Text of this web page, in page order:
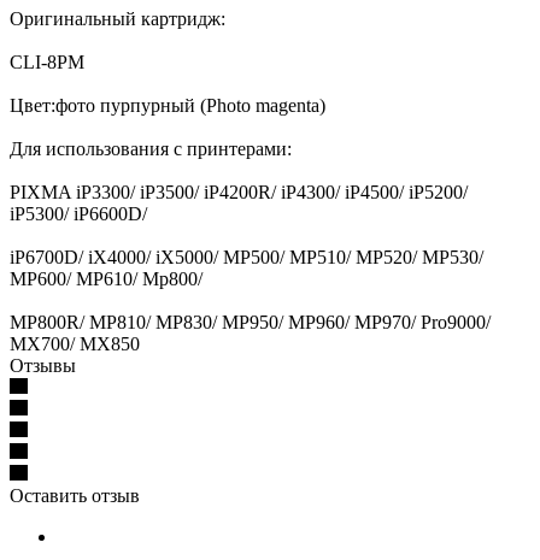
Оригинальный картридж:
CLI-8PM
Цвет:фото пурпурный (Photo magenta)
Для использования с принтерами:
PIXMA iP3300/ iP3500/ iP4200R/ iP4300/ iP4500/ iP5200/
iP5300/ iP6600D/
iP6700D/ iX4000/ iX5000/ MP500/ MP510/ MP520/ MP530/
MP600/ MP610/ Mp800/
MP800R/ MP810/ MP830/ MP950/ MP960/ MP970/ Pro9000/
MX700/ MX850
Отзывы
Оставить отзыв